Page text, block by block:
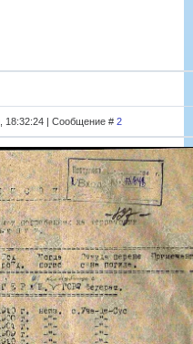
18:32:24 | Сообщение # 2